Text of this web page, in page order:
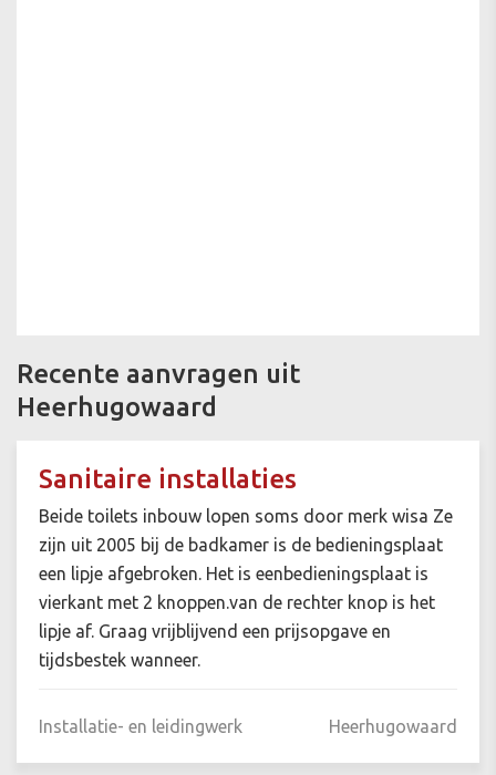
Recente aanvragen uit
Heerhugowaard
Sanitaire installaties
Beide toilets inbouw lopen soms door merk wisa Ze
zijn uit 2005 bij de badkamer is de bedieningsplaat
een lipje afgebroken. Het is eenbedieningsplaat is
vierkant met 2 knoppen.van de rechter knop is het
lipje af. Graag vrijblijvend een prijsopgave en
tijdsbestek wanneer.
Installatie- en leidingwerk Heerhugowaard